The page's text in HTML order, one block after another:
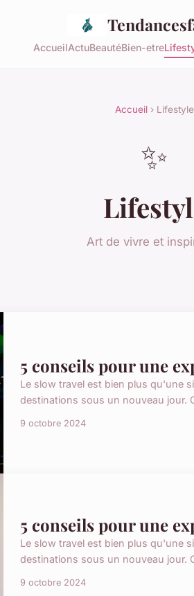
AccueilActuBeautéBien-etre
Accueil › Lifestyle
✨
Art de vivre et
5 conseils pour une
Le slow travel est bien plus qu'une
destinations sous un nouveau jour.
9 octobre 2024
5 conseils pour une
Le slow travel est bien plus qu'une
destinations sous un nouveau jour.
9 octobre 2024